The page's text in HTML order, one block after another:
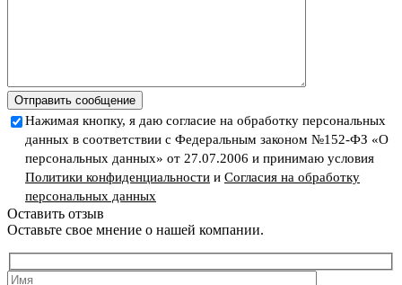
Отправить сообщение
Нажимая кнопку, я даю согласие на обработку персональных
данных в соответствии с Федеральным законом №152-ФЗ «О
персональных данных» от 27.07.2006 и принимаю условия
Политики конфиденциальности и Согласия на обработку
персональных данных
Оставить отзыв
Оставьте свое мнение о нашей компании.